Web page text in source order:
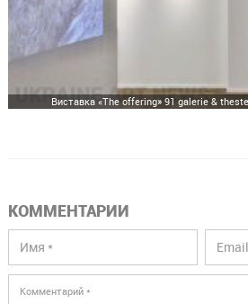
Виставка «The offering» 91 galerie &
КОММЕНТАРИИ